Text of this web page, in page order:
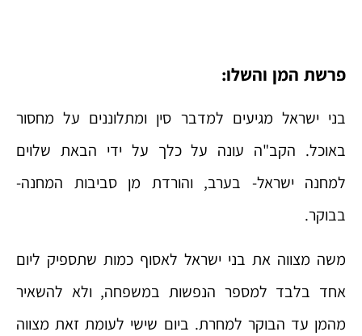
פרשת המן והשלו:
בני ישראל מגיעים למדבר סין ומתלוננים על מחסור
באוכל. הקב"ה עונה על כלך על ידי הבאת שלוים
למחנה ישראל- בערב, והורדת מן סביבות המחנה-
בבוקר.
משה מצווה את בני ישראל לאסוף כמות שתספיק ליום
אחד בלבד למספר הנפשות במשפחה, ולא להשאיר
מהמן עד הבוקר למחרת. ביום שישי לעומת זאת מצווה